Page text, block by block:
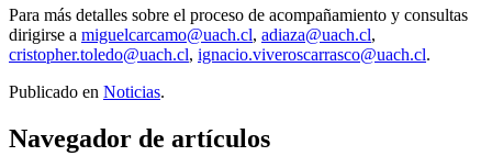
Para más detalles sobre el proceso de acompañamiento y consultas
dirigirse a miguelcarcamo@uach.cl, adiaza@uach.cl,
cristopher.toledo@uach.cl, ignacio.viveroscarrasco@uach.cl.
Publicado en Noticias.
Navegador de artículos